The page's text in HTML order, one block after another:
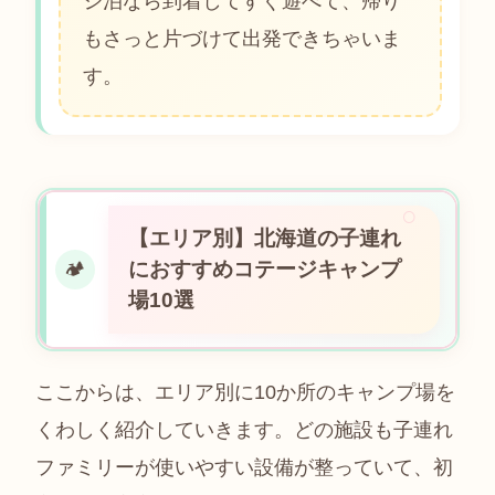
もさっと片づけて出発できちゃいま
す。
🏕
【エリア別】北海道の子連れ
におすすめコテージキャンプ
場10選
ここからは、エリア別に10か所のキャンプ場を
くわしく紹介していきます。どの施設も子連れ
ファミリーが使いやすい設備が整っていて、初